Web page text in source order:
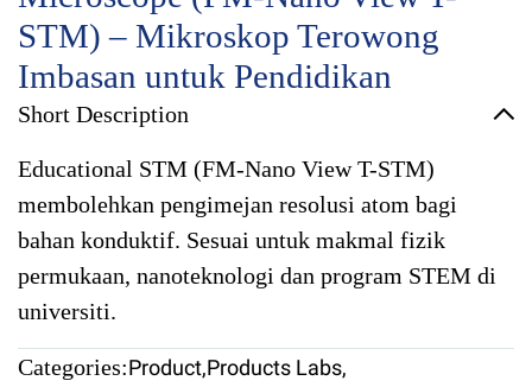
STM) – Mikroskop Terowong
Imbasan untuk Pendidikan
Short Description
Educational STM (FM-Nano View T-STM)
membolehkan pengimejan resolusi atom bagi
bahan konduktif. Sesuai untuk makmal fizik
permukaan, nanoteknologi dan program STEM di
universiti.
Categories:Product,Products Labs,